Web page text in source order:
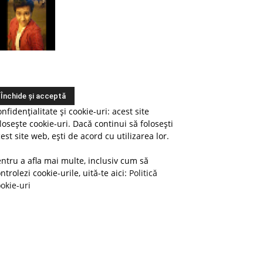
și cookie-uri: acest site
cookie-uri. Dacă continui să folosești
site web, ești de acord cu utilizarea lor.
a afla mai multe, inclusiv cum să
cookie-urile, uită-te aici: Politică
uri